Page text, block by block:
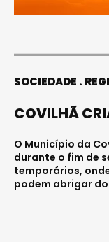
SOCIEDADE
COVILHÃ
O Município da
durante o fim de
temporários,
podem abrigar